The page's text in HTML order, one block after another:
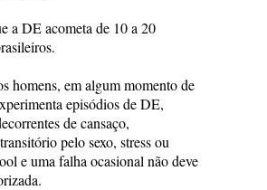
a DE acometa de 10 a 20
homens, em algum momento de
episódios de DE,
de cansaço,
pelo sexo, stress ou
e uma falha ocasional não deve